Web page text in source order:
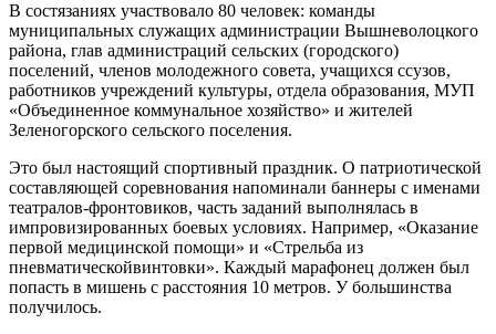
В состязаниях участвовало 80 человек: команды
муниципальных служащих администрации Вышневолоцкого
района, глав администраций сельских (городского)
поселений, членов молодежного совета, учащихся ссузов,
работников учреждений культуры, отдела образования, МУП
«Объединенное коммунальное хозяйство» и жителей
Зеленогорского сельского поселения.
Это был настоящий спортивный праздник. О патриотической
составляющей соревнования напоминали баннеры с именами
театралов-фронтовиков, часть заданий выполнялась в
импровизированных боевых условиях. Например, «Оказание
первой медицинской помощи» и «Стрельба из
пневматическойвинтовки». Каждый марафонец должен был
попасть в мишень с расстояния 10 метров. У большинства
получилось.